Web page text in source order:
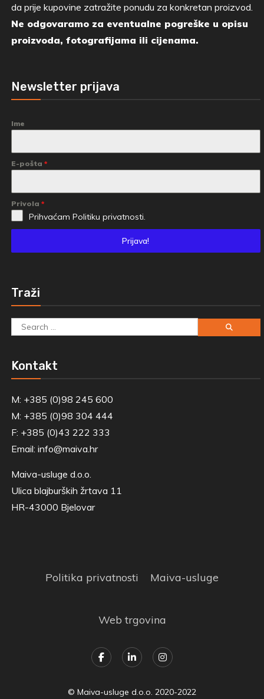
da prije kupovine zatražite ponudu za konkretan proizvod.
Ne odgovaramo za eventualne pogreške u opisu
proizvoda, fotografijama ili cijenama.
Newsletter prijava
Ime
E-pošta *
Privola *
Prihvaćam Politiku privatnosti.
Prijava!
Traži
Search
Kontakt
M: +385 (0)98 245 600
M: +385 (0)98 304 444
F: +385 (0)43 222 333
Email: info@maiva.hr
Maiva-usluge d.o.o.
Ulica blajburških žrtava 11
HR-43000 Bjelovar
Politika privatnosti Maiva-usluge
Web trgovina
© Maiva-usluge d.o.o. 2020-2022